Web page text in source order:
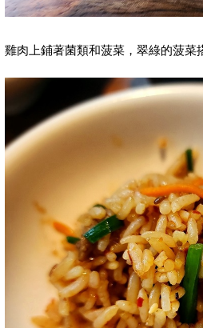
雞肉上鋪著菌類和菠菜，翠綠的菠菜